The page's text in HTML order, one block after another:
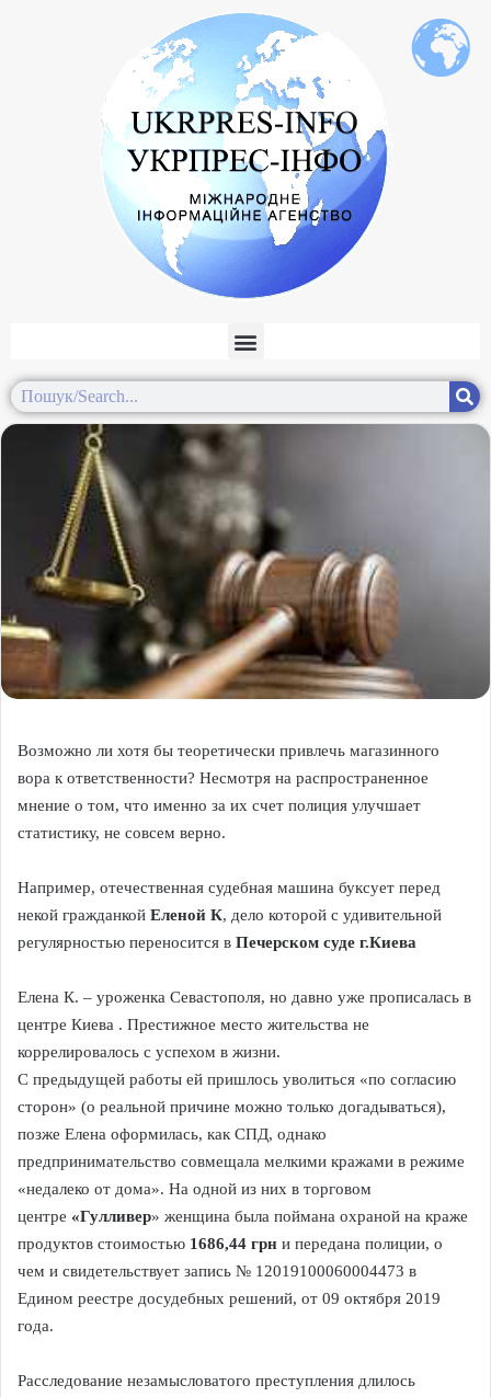
Возможно ли хотя бы теоретически привлечь магазинного
вора к ответственности? Несмотря на распространенное
мнение о том, что именно за их счет полиция улучшает
статистику, не совсем верно.
Например, отечественная судебная машина буксует перед
некой гражданкой Еленой К, дело которой с удивительной
регулярностью переносится в Печерском суде г.Киева
Елена К. – уроженка Севастополя, но давно уже прописалась в
центре Киева . Престижное место жительства не
коррелировалось с успехом в жизни.
С предыдущей работы ей пришлось уволиться «по согласию
сторон» (о реальной причине можно только догадываться),
позже Елена оформилась, как СПД, однако
предпринимательство совмещала мелкими кражами в режиме
«недалеко от дома». На одной из них в торговом
центре «Гулливер» женщина была поймана охраной на краже
продуктов стоимостью 1686,44 грн и передана полиции, о
чем и свидетельствует запись № 12019100060004473 в
Едином реестре досудебных решений, от 09 октября 2019
года.
Расследование незамысловатого преступления длилось